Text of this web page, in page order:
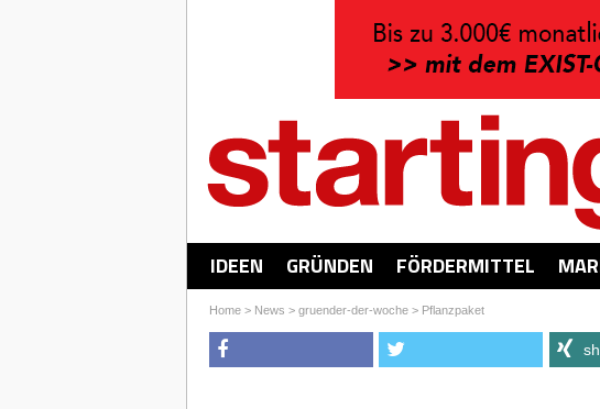
IDEEN GRÜNDEN FÖRDERMITTEL
Home> News > gruender-der-woche> Pflanzpaket